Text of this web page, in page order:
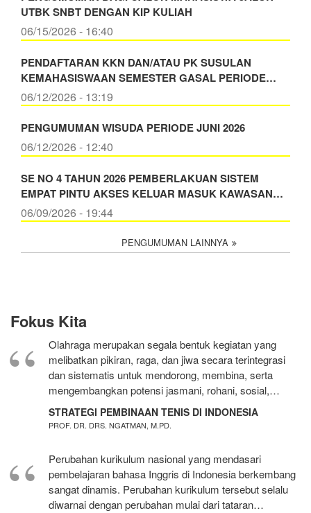
UTBK SNBT DENGAN KIP KULIAH
06/15/2026 - 16:40
PENDAFTARAN KKN DAN/ATAU PK SUSULAN
KEMAHASISWAAN SEMESTER GASAL PERIODE…
06/12/2026 - 13:19
PENGUMUMAN WISUDA PERIODE JUNI 2026
06/12/2026 - 12:40
SE NO 4 TAHUN 2026 PEMBERLAKUAN SISTEM
EMPAT PINTU AKSES KELUAR MASUK KAWASAN…
06/09/2026 - 19:44
PENGUMUMAN LAINNYA
Fokus Kita
Olahraga merupakan segala bentuk kegiatan yang
melibatkan pikiran, raga, dan jiwa secara terintegrasi
dan sistematis untuk mendorong, membina, serta
mengembangkan potensi jasmani, rohani, sosial,…
STRATEGI PEMBINAAN TENIS DI INDONESIA
PROF. DR. DRS. NGATMAN, M.PD.
Perubahan kurikulum nasional yang mendasari
pembelajaran bahasa Inggris di Indonesia berkembang
sangat dinamis. Perubahan kurikulum tersebut selalu
diwarnai dengan perubahan mulai dari tataran…